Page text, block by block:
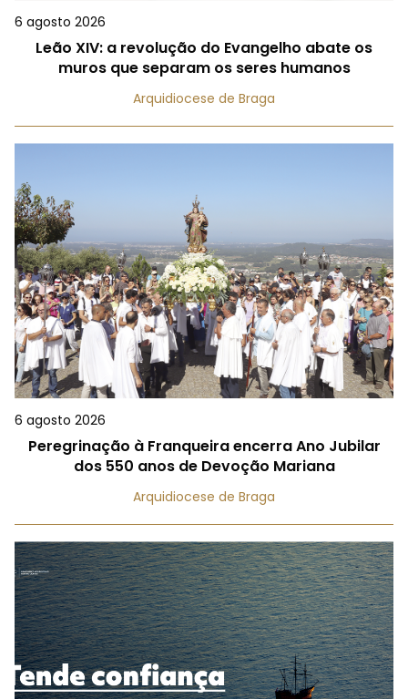
6 agosto 2026
Leão XIV: a revolução do Evangelho abate os
muros que separam os seres humanos
Arquidiocese de Braga
6 agosto 2026
Peregrinação à Franqueira encerra Ano Jubilar
dos 550 anos de Devoção Mariana
Arquidiocese de Braga